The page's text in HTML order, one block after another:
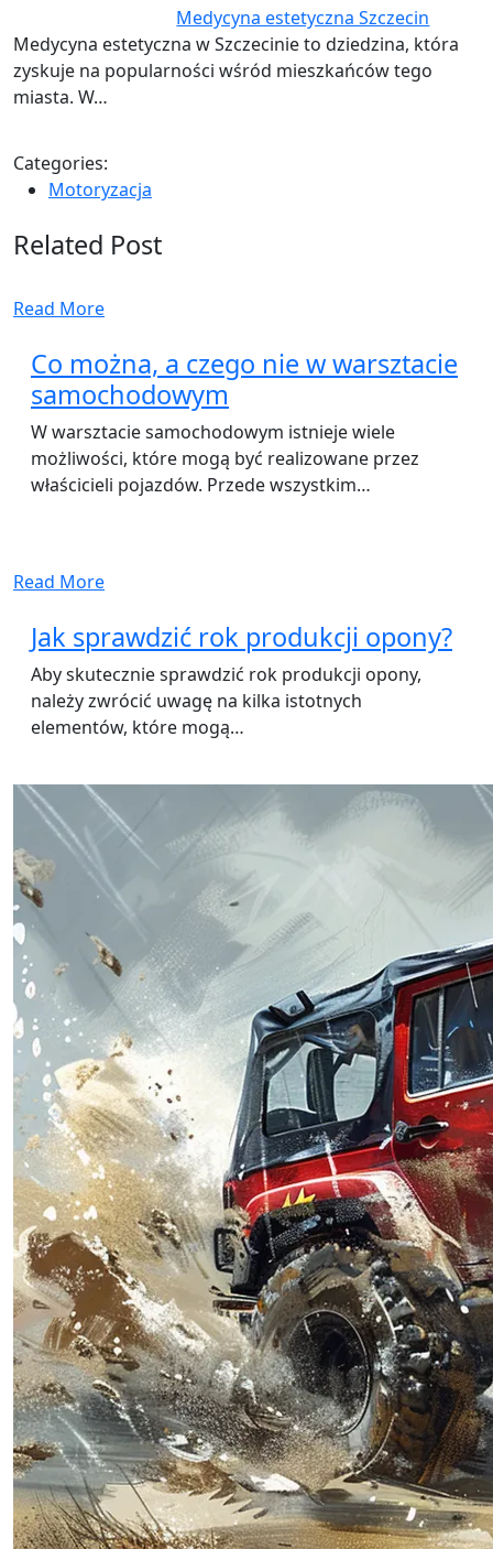
Medycyna estetyczna Szczecin
Medycyna estetyczna w Szczecinie to dziedzina, która
zyskuje na popularności wśród mieszkańców tego
miasta. W…
Categories:
Motoryzacja
Related Post
Read More
Co można, a czego nie w warsztacie
samochodowym
W warsztacie samochodowym istnieje wiele
możliwości, które mogą być realizowane przez
właścicieli pojazdów. Przede wszystkim…
Read More
Jak sprawdzić rok produkcji opony?
Aby skutecznie sprawdzić rok produkcji opony,
należy zwrócić uwagę na kilka istotnych
elementów, które mogą…